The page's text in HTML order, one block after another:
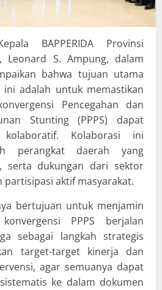
BAPPERIDA Provinsi
Leonard S. Ampung, dalam
bahwa tujuan utama
ini adalah untuk memastikan
Pencegahan dan
Stunting (PPPS) dapat
Kolaborasi ini
perangkat daerah yang
serta dukungan dari sektor
aktif masyarakat.
bertujuan untuk menjamin
PPPS berjalan
sebagai langkah strategis
target-target kinerja dan
agar semuanya dapat
ke dalam dokumen